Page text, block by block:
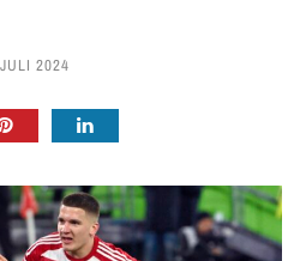
2024